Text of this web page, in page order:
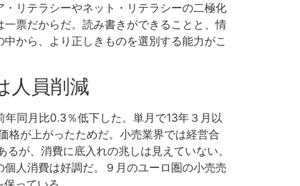
リテラシーやネット・リテラシーの二極化
票だからだ。読み書きができることと、情
から、より正しきものを選別する能力がこ
人員削減
同月比0.3％低下した。単月で13年３月以
格が上がったためだ。小売業界では経営合
が、消費に底入れの兆しは見えていない。
人消費は好調だ。９月のユーロ圏の小売売